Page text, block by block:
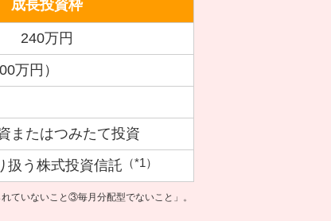
成長投資枠
240万円
万円）
またはつみたて投資
扱う株式投資信託 （*1）
ていないこと③毎月分配型でないこと」。